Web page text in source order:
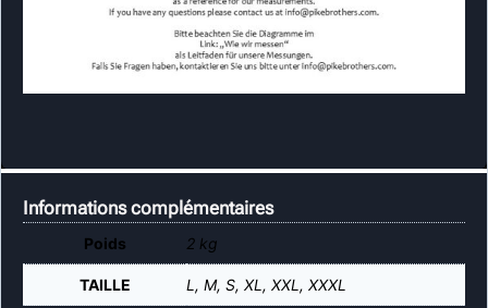
Informations complémentaires
Poids 2 kg
TAILLE L, M, S, XL, XXL, XXXL